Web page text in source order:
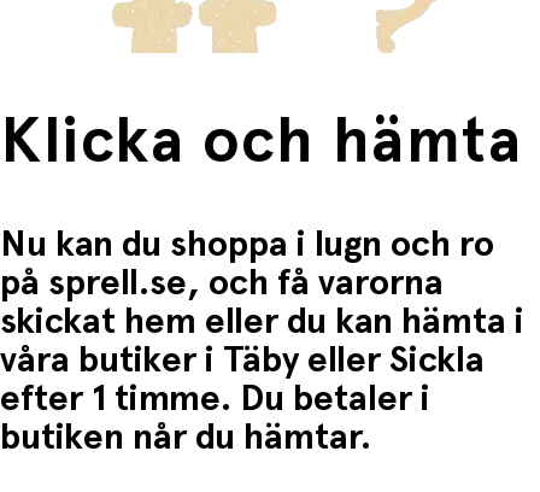
Klicka och hämta
Nu kan du shoppa i lugn och ro
på sprell.se, och få varorna
skickat hem eller du kan hämta i
våra butiker i Täby eller Sickla
efter 1 timme. Du betaler i
butiken når du hämtar.